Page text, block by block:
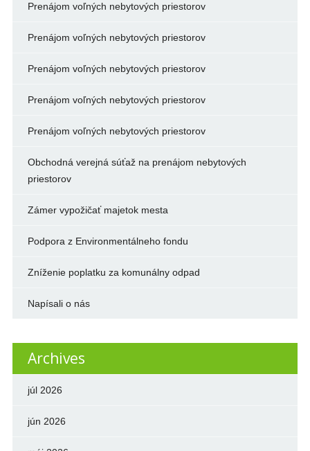
Prenájom voľných nebytových priestorov
Prenájom voľných nebytových priestorov
Prenájom voľných nebytových priestorov
Prenájom voľných nebytových priestorov
Prenájom voľných nebytových priestorov
Obchodná verejná súťaž na prenájom nebytových
priestorov
Zámer vypožičať majetok mesta
Podpora z Environmentálneho fondu
Zníženie poplatku za komunálny odpad
Napísali o nás
Archives
júl 2026
jún 2026